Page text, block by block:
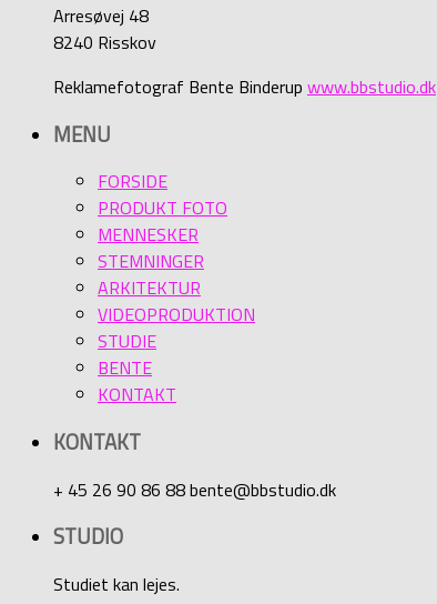
Arresøvej 48
8240 Risskov
Reklamefotograf Bente Binderup www.bbstudio.dk
MENU
FORSIDE
PRODUKT FOTO
MENNESKER
STEMNINGER
ARKITEKTUR
VIDEOPRODUKTION
STUDIE
BENTE
KONTAKT
KONTAKT
+ 45 26 90 86 88 bente@bbstudio.dk
STUDIO
Studiet kan lejes.